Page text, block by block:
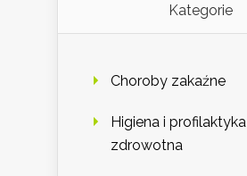
Kategorie
Choroby zakaźne
Higiena i profilaktyka
zdrowotna